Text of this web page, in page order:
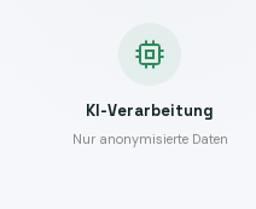
KI-Verarbeitung
Nur anonymisierte Daten